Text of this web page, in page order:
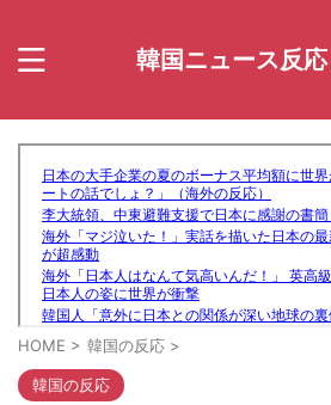
韓国ニュース反
HOME > 韓国の反応 >
韓国の反応